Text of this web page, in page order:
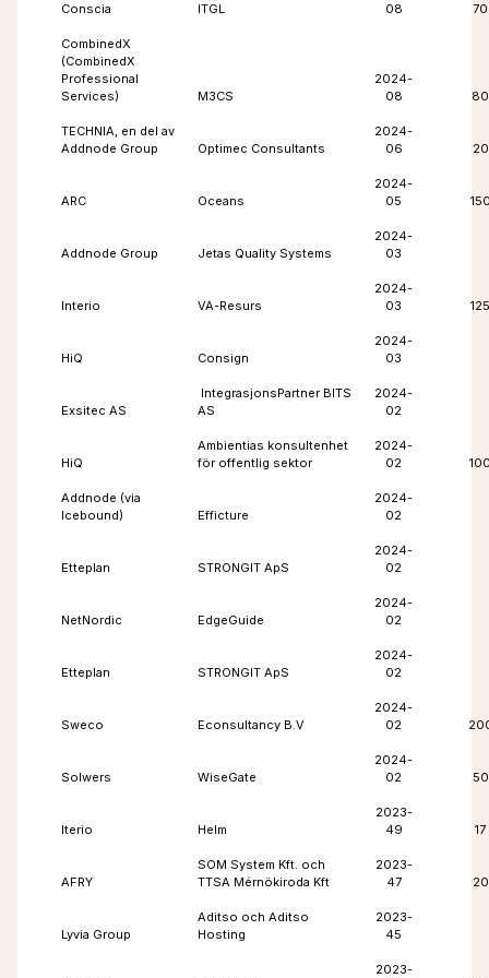
Conscia ITGL
08
70
CombinedX
(CombinedX
Professional
Services)
M3CS
2024-
08
80
TECHNIA, en del av
Addnode Group
Optimec Consultants
2024-
06
20
ARC Oceans
2024-
05
Addnode Group Jetas Quality Systems
2024-
03
Interio VA-Resurs
2024-
03
125
HiQ Consign
2024-
03
Exsitec AS
IntegrasjonsPartner BITS
AS
2024-
02
HiQ
Ambientias konsultenhet
för offentlig sektor
2024-
02
Addnode (via
Icebound)
Efficture
2024-
02
Etteplan STRONGIT ApS
2024-
02
NetNordic EdgeGuide
2024-
02
Etteplan STRONGIT ApS
2024-
02
Sweco Econsultancy B.V
2024-
02
Solwers WiseGate
2024-
02
50
Iterio Helm
2023-
49
17
AFRY
SOM System Kft. och
TTSA Mérnökiroda Kft
2023-
47
20
Lyvia Group
Aditso och Aditso
Hosting
2023-
45
2023-